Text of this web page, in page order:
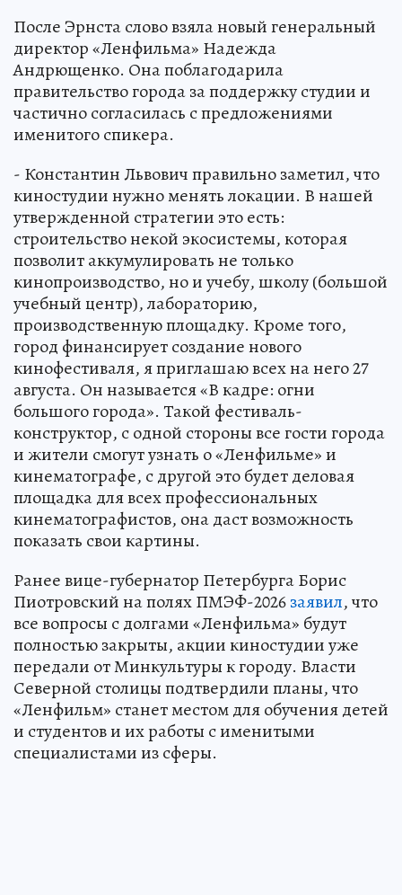
После Эрнста слово взяла новый генеральный
директор «Ленфильма» Надежда
Андрющенко. Она поблагодарила
правительство города за поддержку студии и
частично согласилась с предложениями
именитого спикера.
- Константин Львович правильно заметил, что
киностудии нужно менять локации. В нашей
утвержденной стратегии это есть:
строительство некой экосистемы, которая
позволит аккумулировать не только
кинопроизводство, но и учебу, школу (большой
учебный центр), лабораторию,
производственную площадку. Кроме того,
город финансирует создание нового
кинофестиваля, я приглашаю всех на него 27
августа. Он называется «В кадре: огни
большого города». Такой фестиваль-
конструктор, с одной стороны все гости города
и жители смогут узнать о «Ленфильме» и
кинематографе, с другой это будет деловая
площадка для всех профессиональных
кинематографистов, она даст возможность
показать свои картины.
Ранее вице-губернатор Петербурга Борис
Пиотровский на полях ПМЭФ-2026заявил, что
все вопросы с долгами «Ленфильма» будут
полностью закрыты, акции киностудии уже
передали от Минкультуры к городу. Власти
Северной столицы подтвердили планы, что
«Ленфильм» станет местом для обучения детей
и студентов и их работы с именитыми
специалистами из сферы.